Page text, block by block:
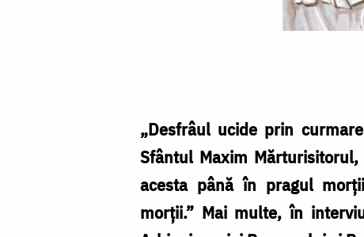
„Desfrâul ucide prin
Sfântul Maxim
acesta până în pragul
morţii.” Mai multe, în